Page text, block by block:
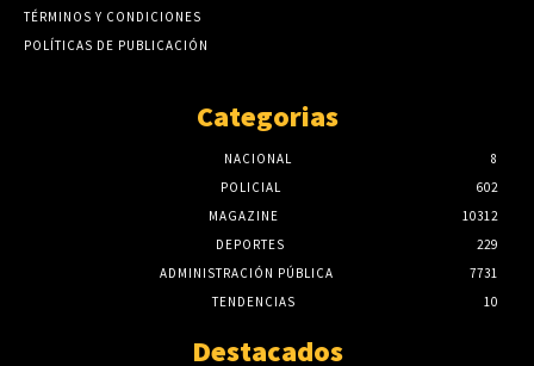
TÉRMINOS Y CONDICIONES
POLÍTICAS DE PUBLICACIÓN
Categorias
NACIONAL
8
POLICIAL
602
MAGAZINE
10312
DEPORTES
229
ADMINISTRACIÓN PÚBLICA
7731
TENDENCIAS
10
Destacados